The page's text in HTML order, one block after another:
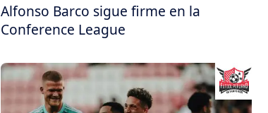
Alfonso Barco sigue firme en la
Conference League